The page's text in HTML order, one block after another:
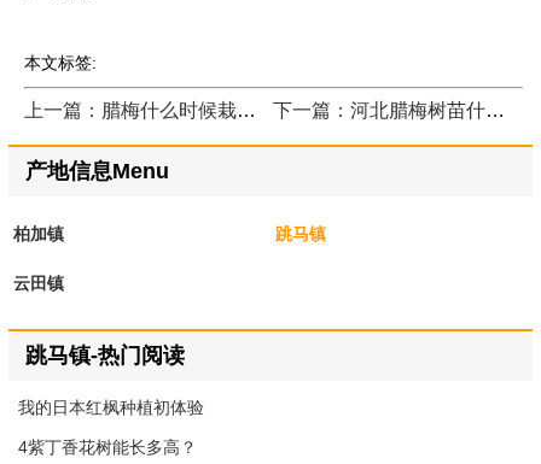
本文标签:
上一篇：腊梅什么时候栽种？ 下一篇：河北腊梅树苗什么价格？
产地信息Menu
柏加镇 跳马镇
云田镇
跳马镇-热门阅读
我的日本红枫种植初体验
4紫丁香花树能长多高？